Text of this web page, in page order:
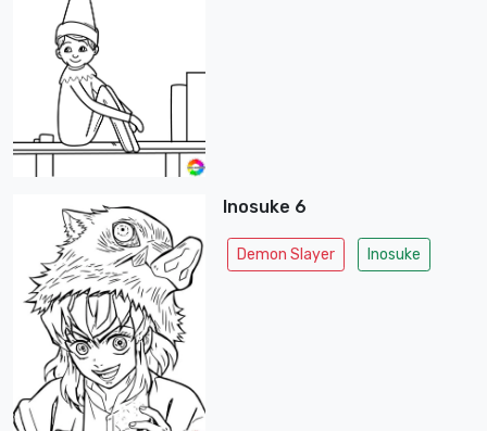
Inosuke 6
Demon Slayer Inosuke